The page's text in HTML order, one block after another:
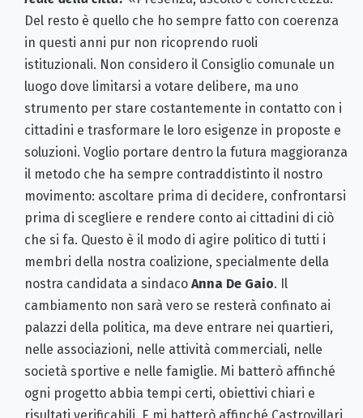
Del resto è quello che ho sempre fatto con coerenza
in questi anni pur non ricoprendo ruoli
istituzionali. Non considero il Consiglio comunale un
luogo dove limitarsi a votare delibere, ma uno
strumento per stare costantemente in contatto con i
cittadini e trasformare le loro esigenze in proposte e
soluzioni. Voglio portare dentro la futura maggioranza
il metodo che ha sempre contraddistinto il nostro
movimento: ascoltare prima di decidere, confrontarsi
prima di scegliere e rendere conto ai cittadini di ciò
che si fa. Questo è il modo di agire politico di tutti i
membri della nostra coalizione, specialmente della
nostra candidata a sindaco Anna De Gaio. Il
cambiamento non sarà vero se resterà confinato ai
palazzi della politica, ma deve entrare nei quartieri,
nelle associazioni, nelle attività commerciali, nelle
società sportive e nelle famiglie. Mi batterò affinché
ogni progetto abbia tempi certi, obiettivi chiari e